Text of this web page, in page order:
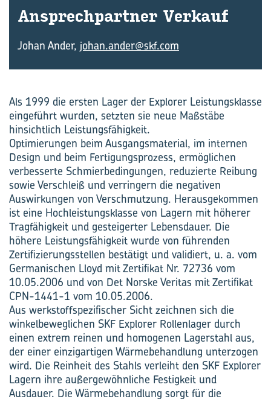
An­sprech­part­ner Ver­kauf
Johan Ander, johan.ander@skf.com
Als 1999 die ersten Lager der Explorer Leistungsklasse
eingeführt wurden, setzten sie neue Maßstäbe
hinsichtlich Leistungsfähigkeit.
Optimierungen beim Ausgangsmaterial, im internen
Design und beim Fertigungsprozess, ermöglichen
verbesserte Schmierbedingungen, reduzierte Reibung
sowie Verschleiß und verringern die negativen
Auswirkungen von Verschmutzung. Herausgekommen
ist eine Hochleistungsklasse von Lagern mit höherer
Tragfähigkeit und gesteigerter Lebensdauer. Die
höhere Leistungsfähigkeit wurde von führenden
Zertifizierungsstellen bestätigt und validiert, u. a. vom
Germanischen Lloyd mit Zertifikat Nr. 72736 vom
10.05.2006 und von Det Norske Veritas mit Zertifikat
CPN-1441-1 vom 10.05.2006.
Aus werkstoffspezifischer Sicht zeichnen sich die
winkelbeweglichen SKF Explorer Rollenlager durch
einen extrem reinen und homogenen Lagerstahl aus,
der einer einzigartigen Wärmebehandlung unterzogen
wird. Die Reinheit des Stahls verleiht den SKF Explorer
Lagern ihre außergewöhnliche Festigkeit und
Ausdauer. Die Wärmebehandlung sorgt für die